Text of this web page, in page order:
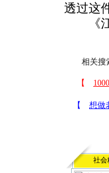
透过这
《江
相关搜
社会